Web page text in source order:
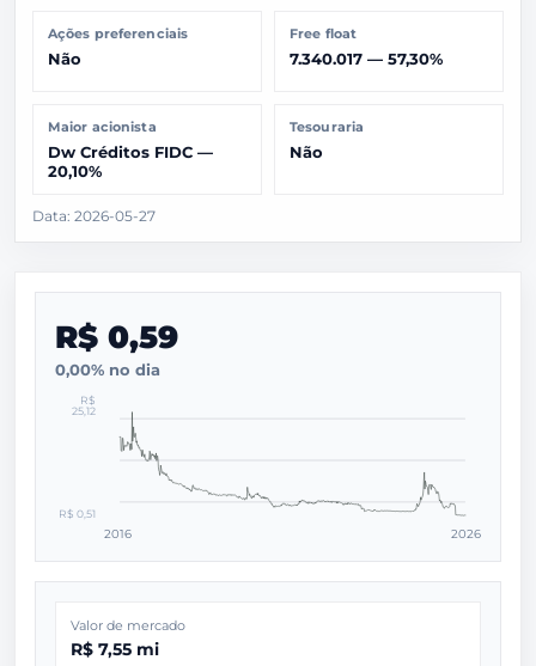
Ações preferenciais
Não
Free float
7.340.017 — 57,30%
Maior acionista
Dw Créditos FIDC —
20,10%
Tesouraria
Não
Data: 2026-05-27
R$ 0,59
0,00% no dia
R$
25,12
R$ 0,51
2016 2026
Valor de mercado
R$ 7,55 mi